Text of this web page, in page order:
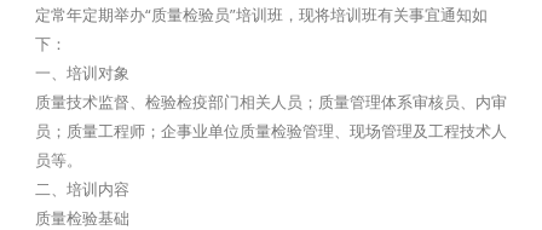
定常年定期举办“质量检验员”培训班，现将培训班有关事宜通知如
下：
一、培训对象
质量技术监督、检验检疫部门相关人员；质量管理体系审核员、内审
员；质量工程师；企事业单位质量检验管理、现场管理及工程技术人
员等。
二、培训内容
质量检验基础